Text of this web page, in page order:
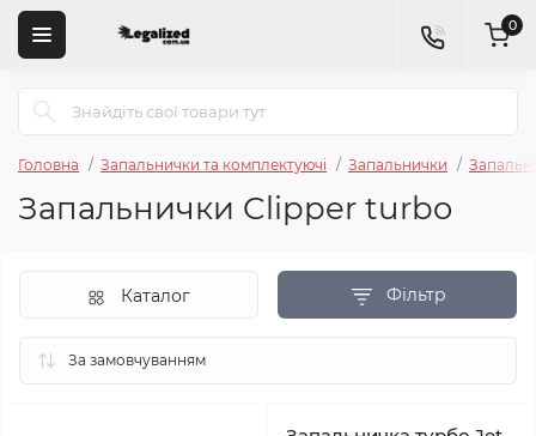
0
Головна Запальнички та комплектуючі Запальнички
Запальнички Clipper turbo
Фільтр
Каталог